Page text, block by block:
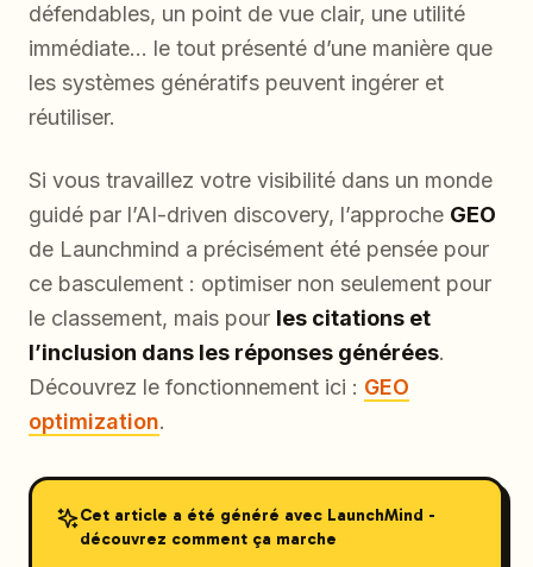
défendables, un point de vue clair, une utilité
immédiate… le tout présenté d’une manière que
les systèmes génératifs peuvent ingérer et
réutiliser.
Si vous travaillez votre visibilité dans un monde
guidé par l’AI-driven discovery, l’approche GEO
de Launchmind a précisément été pensée pour
ce basculement : optimiser non seulement pour
le classement, mais pour les citations et
l’inclusion dans les réponses générées.
Découvrez le fonctionnement ici : GEO
optimization.
Cet article a été généré avec LaunchMind -
découvrez comment ça marche